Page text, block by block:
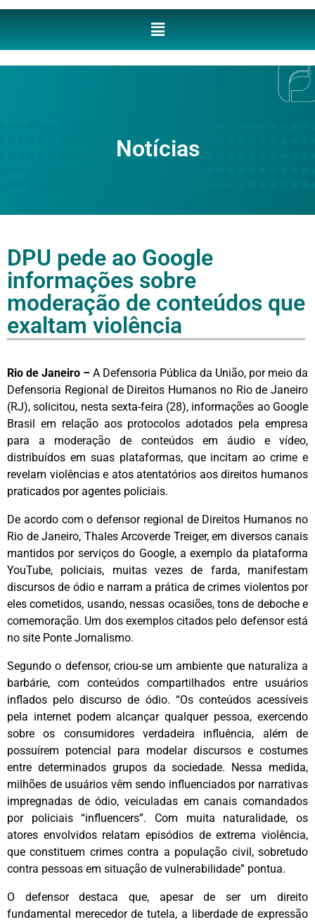
Notícias
DPU pede ao Google
informações sobre
moderação de conteúdos que
exaltam violência
Rio de Janeiro – A Defensoria Pública da União, por meio da
Defensoria Regional de Direitos Humanos no Rio de Janeiro
(RJ), solicitou, nesta sexta-feira (28), informações ao Google
Brasil em relação aos protocolos adotados pela empresa
para a moderação de conteúdos em áudio e vídeo,
distribuídos em suas plataformas, que incitam ao crime e
revelam violências e atos atentatórios aos direitos humanos
praticados por agentes policiais.
De acordo com o defensor regional de Direitos Humanos no
Rio de Janeiro, Thales Arcoverde Treiger, em diversos canais
mantidos por serviços do Google, a exemplo da plataforma
YouTube, policiais, muitas vezes de farda, manifestam
discursos de ódio e narram a prática de crimes violentos por
eles cometidos, usando, nessas ocasiões, tons de deboche e
comemoração. Um dos exemplos citados pelo defensor está
no site Ponte Jornalismo.
Segundo o defensor, criou-se um ambiente que naturaliza a
barbárie, com conteúdos compartilhados entre usuários
inflados pelo discurso de ódio. “Os conteúdos acessíveis
pela internet podem alcançar qualquer pessoa, exercendo
sobre os consumidores verdadeira influência, além de
possuírem potencial para modelar discursos e costumes
entre determinados grupos da sociedade. Nessa medida,
milhões de usuários vêm sendo influenciados por narrativas
impregnadas de ódio, veiculadas em canais comandados
por policiais “influencers”. Com muita naturalidade, os
atores envolvidos relatam episódios de extrema violência,
que constituem crimes contra a população civil, sobretudo
contra pessoas em situação de vulnerabilidade” pontua.
O defensor destaca que, apesar de ser um direito
fundamental merecedor de tutela, a liberdade de expressão